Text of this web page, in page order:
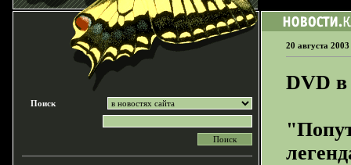
Поиск
20 августа 2003
DVD в